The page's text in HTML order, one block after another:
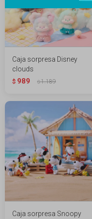
Caja sorpresa Disney
clouds
$ 989 $1.189
Caja sorpresa Snoopy